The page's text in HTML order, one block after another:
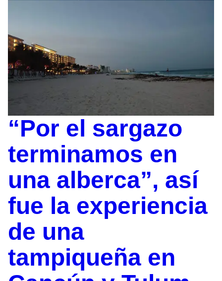
“Por el sargazo
terminamos en
una alberca”, así
fue la experiencia
de una
tampiqueña en